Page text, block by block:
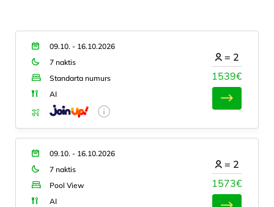
09.10. - 16.10.2026
7 naktis
Standarta numurs
AI
1539€
= 2
09.10. - 16.10.2026
7 naktis
Pool View
AI
1573€
= 2